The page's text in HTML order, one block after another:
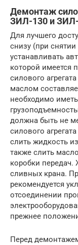
Демонтаж
ЗИЛ-130 и
Для лучшего
снизу (при снятии
устанавливать
которой имеется
силового
маслом
необходимо
должна быть не
силового
слить жидкость
также слить
коробки передач.
сливных крана.
рекомендуется
отсоединении
прежнее
Перед